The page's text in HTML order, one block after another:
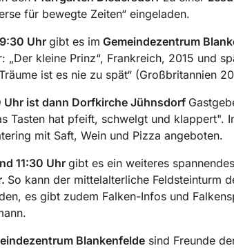
für bewegte Zeiten“ eingeladen.
Uhr gibt es im Gemeindezentrum
„Der kleine Prinz“, Frankreich, 2015 und
ist es nie zu spät“ (Großbritannien
Uhr ist dann Dorfkirche Jühnsdorf
Tasten hat pfeift, schwelgt und klappert".
mit Saft, Wein und Pizza angeboten.
11:30 Uhrgibt es ein weiteres spannendes
So kann der mittelalterliche Feldsteinturm
es gibt zudem Falken-Infos und
Blankenfeldesind Freunde